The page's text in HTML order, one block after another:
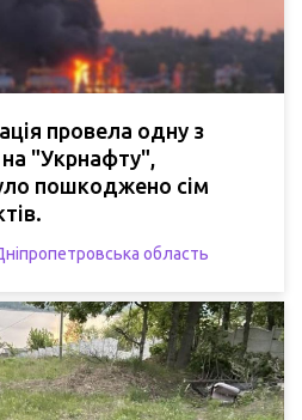
провела одну з
"Укрнафту",
пошкоджено сім
область